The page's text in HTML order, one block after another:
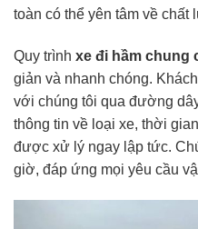
toàn có thể yên tâm về
Quy trình xe đi hầm chung
giản và nhanh chóng.
với chúng tôi qua đường
thông tin về loại xe, thời
được xử lý ngay lập tức.
giờ, đáp ứng mọi yêu cầu